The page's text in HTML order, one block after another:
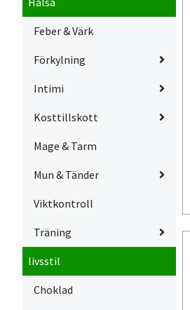
Feber & Värk
Förkylning
Intimi
Kosttillskott
Mage & Tarm
Mun & Tänder
Viktkontroll
Träning
livsstil
Choklad